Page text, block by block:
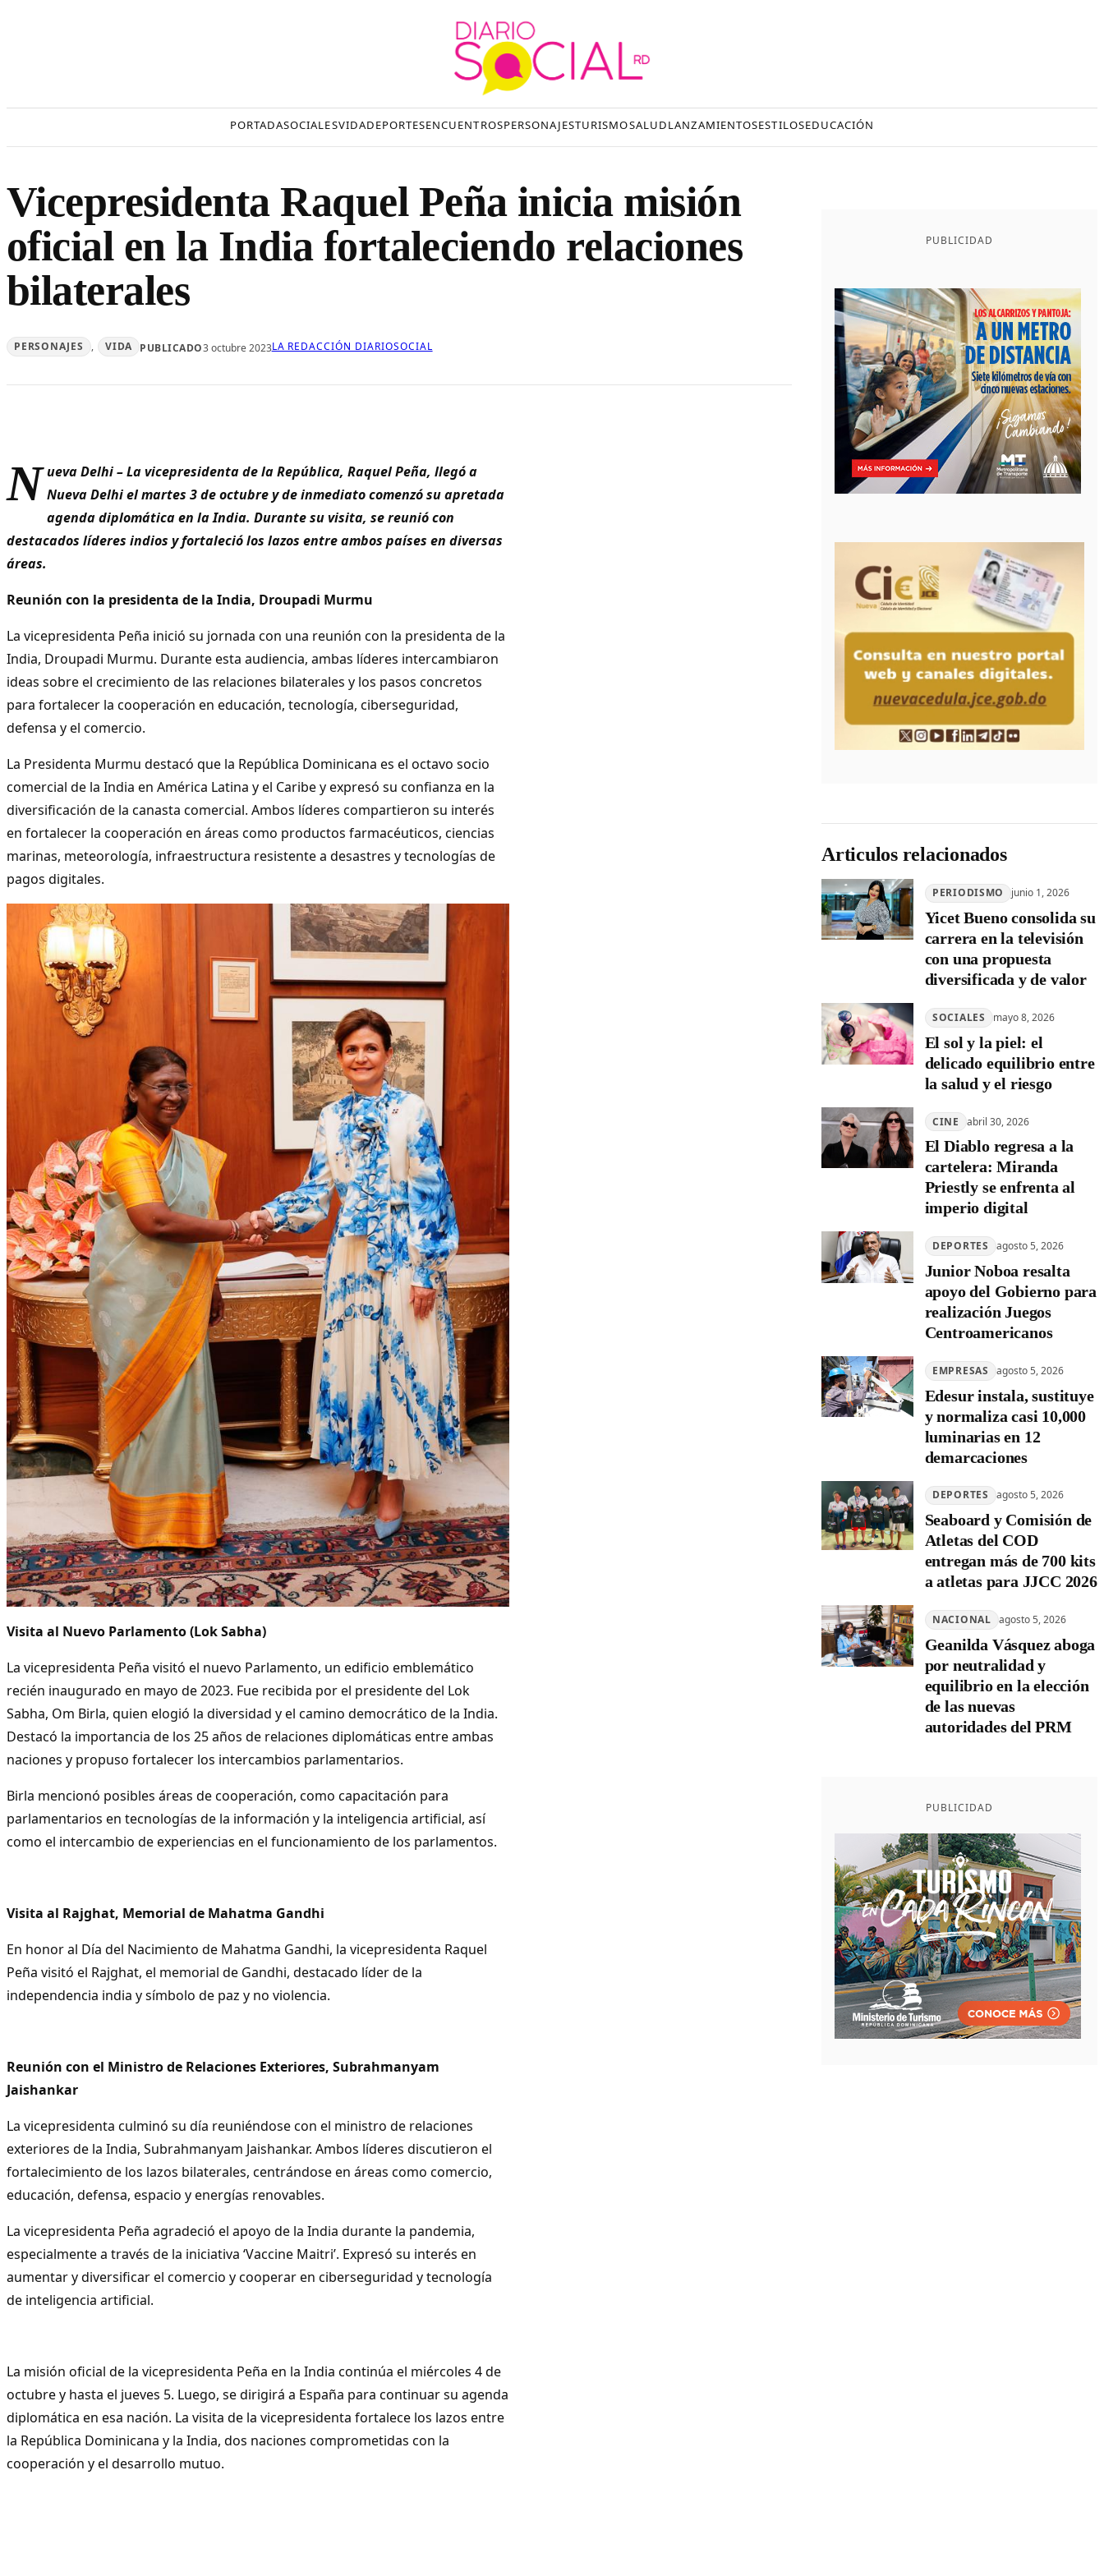
PORTADASOCIALESVIDADEPORTESENCUENTROSPERSONAJESTURISMOSALUDLANZAMIENTOSESTILOSEDUCACIÓN
Vicepresidenta Raquel Peña inicia misión
oficial en la India fortaleciendo relaciones
bilaterales
PERSONAJES , VIDA PUBLICADO3 octubre 2023LA REDACCIÓN DIARIOSOCIAL
N ueva Delhi – La vicepresidenta de la República, Raquel Peña, llegó a
Nueva Delhi el martes 3 de octubre y de inmediato comenzó su apretada
agenda diplomática en la India. Durante su visita, se reunió con
destacados líderes indios y fortaleció los lazos entre ambos países en diversas
áreas.
Reunión con la presidenta de la India, Droupadi Murmu
La vicepresidenta Peña inició su jornada con una reunión con la presidenta de la
India, Droupadi Murmu. Durante esta audiencia, ambas líderes intercambiaron
ideas sobre el crecimiento de las relaciones bilaterales y los pasos concretos
para fortalecer la cooperación en educación, tecnología, ciberseguridad,
defensa y el comercio.
La Presidenta Murmu destacó que la República Dominicana es el octavo socio
comercial de la India en América Latina y el Caribe y expresó su confianza en la
diversificación de la canasta comercial. Ambos líderes compartieron su interés
en fortalecer la cooperación en áreas como productos farmacéuticos, ciencias
marinas, meteorología, infraestructura resistente a desastres y tecnologías de
pagos digitales.
Visita al Nuevo Parlamento (Lok Sabha)
La vicepresidenta Peña visitó el nuevo Parlamento, un edificio emblemático
recién inaugurado en mayo de 2023. Fue recibida por el presidente del Lok
Sabha, Om Birla, quien elogió la diversidad y el camino democrático de la India.
Destacó la importancia de los 25 años de relaciones diplomáticas entre ambas
naciones y propuso fortalecer los intercambios parlamentarios.
Birla mencionó posibles áreas de cooperación, como capacitación para
parlamentarios en tecnologías de la información y la inteligencia artificial, así
como el intercambio de experiencias en el funcionamiento de los parlamentos.
Visita al Rajghat, Memorial de Mahatma Gandhi
En honor al Día del Nacimiento de Mahatma Gandhi, la vicepresidenta Raquel
Peña visitó el Rajghat, el memorial de Gandhi, destacado líder de la
independencia india y símbolo de paz y no violencia.
Reunión con el Ministro de Relaciones Exteriores, Subrahmanyam
Jaishankar
La vicepresidenta culminó su día reuniéndose con el ministro de relaciones
exteriores de la India, Subrahmanyam Jaishankar. Ambos líderes discutieron el
fortalecimiento de los lazos bilaterales, centrándose en áreas como comercio,
educación, defensa, espacio y energías renovables.
La vicepresidenta Peña agradeció el apoyo de la India durante la pandemia,
especialmente a través de la iniciativa ‘Vaccine Maitri’. Expresó su interés en
aumentar y diversificar el comercio y cooperar en ciberseguridad y tecnología
de inteligencia artificial.
La misión oficial de la vicepresidenta Peña en la India continúa el miércoles 4 de
octubre y hasta el jueves 5. Luego, se dirigirá a España para continuar su agenda
diplomática en esa nación. La visita de la vicepresidenta fortalece los lazos entre
la República Dominicana y la India, dos naciones comprometidas con la
cooperación y el desarrollo mutuo.
PUBLICIDAD
Articulos relacionados
PERIODISMO junio 1, 2026
Yicet Bueno consolida su
carrera en la televisión
con una propuesta
diversificada y de valor
SOCIALES mayo 8, 2026
El sol y la piel: el
delicado equilibrio entre
la salud y el riesgo
CINE abril 30, 2026
El Diablo regresa a la
cartelera: Miranda
Priestly se enfrenta al
imperio digital
DEPORTES agosto 5, 2026
Junior Noboa resalta
apoyo del Gobierno para
realización Juegos
Centroamericanos
EMPRESAS agosto 5, 2026
Edesur instala, sustituye
y normaliza casi 10,000
luminarias en 12
demarcaciones
DEPORTES agosto 5, 2026
Seaboard y Comisión de
Atletas del COD
entregan más de 700 kits
a atletas para JJCC 2026
NACIONAL agosto 5, 2026
Geanilda Vásquez aboga
por neutralidad y
equilibrio en la elección
de las nuevas
autoridades del PRM
PUBLICIDAD